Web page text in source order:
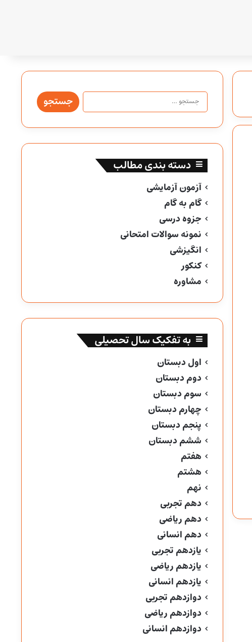
جستجو
برای:
دسته بندی مطالب
آزمون آزمایشی
گام به گام
جزوه درسی
نمونه سوالات امتحانی
انگیزشی
کنکور
مشاوره
به تفکیک سال تحصیلی
اول دبستان
دوم دبستان
سوم دبستان
چهارم دبستان
پنجم دبستان
ششم دبستان
هفتم
هشتم
نهم
دهم تجربی
دهم ریاضی
دهم انسانی
یازدهم تجربی
یازدهم ریاضی
یازدهم انسانی
دوازدهم تجربی
دوازدهم ریاضی
دوازدهم انسانی